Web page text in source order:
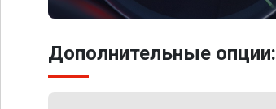
Дополнительные опции: